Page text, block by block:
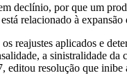
declínio, por que um
relacionado à
reajustes aplicados e
a sinistralidade da
editou resolução que